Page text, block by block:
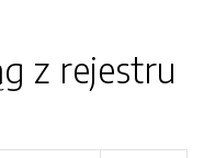
z rejestru